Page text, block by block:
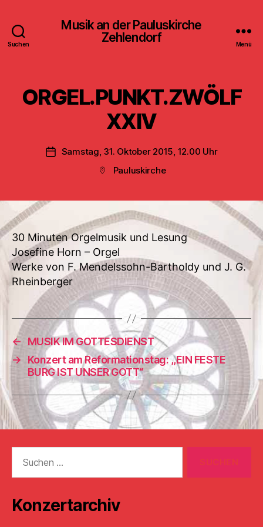
Suchen
Musik an der Pauluskirche
Zehlendorf
Menü
ORGEL.PUNKT.ZWÖLF
XXIV
Veröffentlichungsdatum
Samstag, 31. Oktober 2015, 12.00 Uhr
Beitragsort
Pauluskirche
30 Minuten Orgelmusik und Lesung
Josefine Horn – Orgel
Werke von F. Mendelssohn-Bartholdy und J. G.
Rheinberger
←
MUSIK IM GOTTESDIENST
→
Konzert am Reformationstag: ,,EIN FESTE
BURG IST UNSER GOTT“
nach:
Konzertarchiv